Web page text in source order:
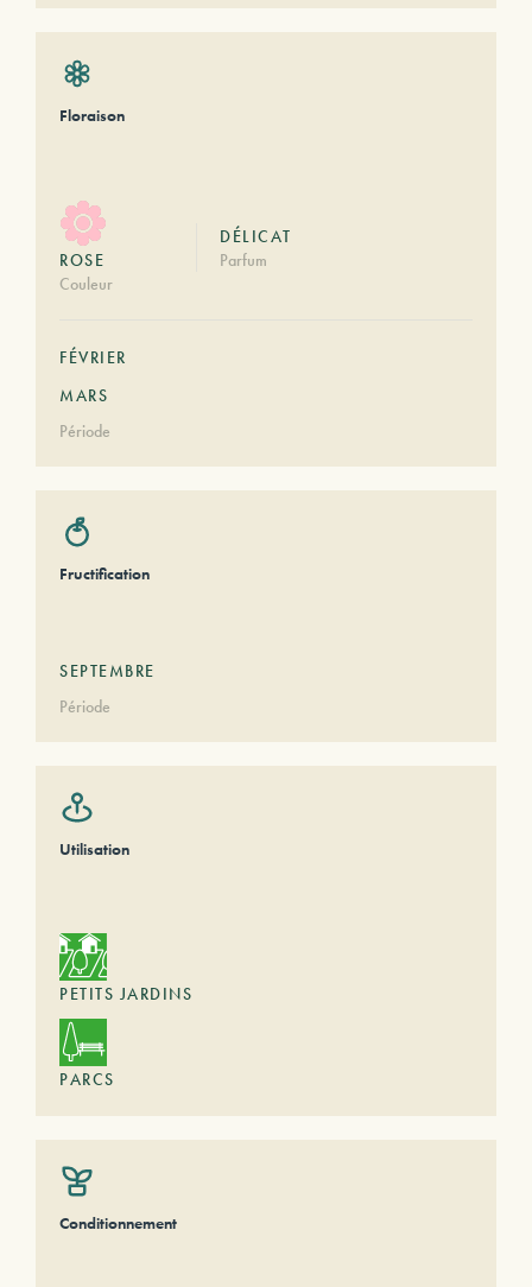
Floraison
ROSE
Couleur
DÉLICAT
Parfum
FÉVRIER
MARS
Période
Fructification
SEPTEMBRE
Période
Utilisation
PETITS JARDINS
PARCS
Conditionnement